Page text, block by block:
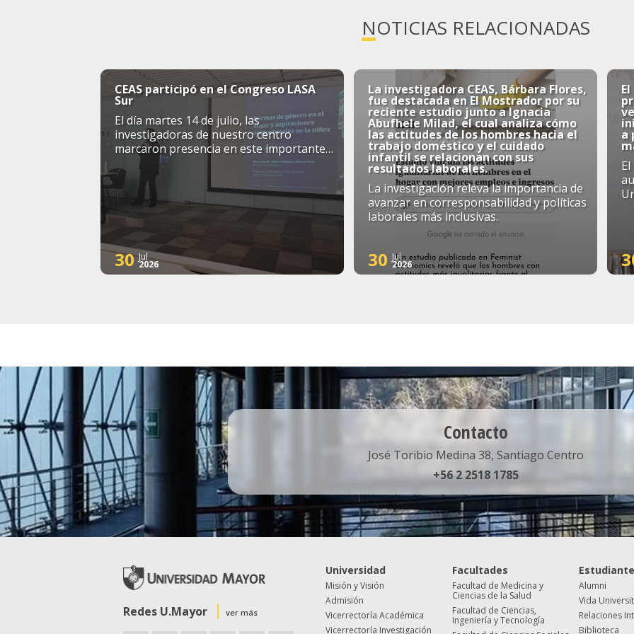
NOTICIAS RELACIONADAS
CEAS participó en el Congreso LASA
Sur
El día martes 14 de julio, las
investigadoras de nuestro centro
marcaron presencia en este importante
simposio internacional
30 Jul
2026
La investigadora CEAS, Bárbara Flores,
fue destacada en El Mostrador por su
reciente estudio junto a Ignacia
Abufhele Milad, el cual analiza cómo
las actitudes de los hombres hacia el
trabajo doméstico y el cuidado
infantil se relacionan con sus
resultados laborales.
La investigación releva la importancia de
avanzar en corresponsabilidad y políticas
laborales más inclusivas.
30 Jul
2026
a
Contacto
José Toribio Medina 38, Santiago Centro
+56 2 2518 1785
Redes U.Mayor ver más
Universidad
Misión y Visión
Admisión
Vicerrectoría Académica
Vicerrectoría Investigación
Facultades
Facultad de Medicina y
Ciencias de la Salud
Facultad de Ciencias,
Ingeniería y Tecnología
Alumni
Vida
Relaciones
Biblioteca